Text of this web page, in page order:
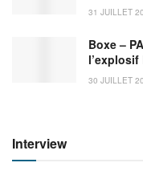
31 JUILLET
Boxe –
30 JUILLET
Interview